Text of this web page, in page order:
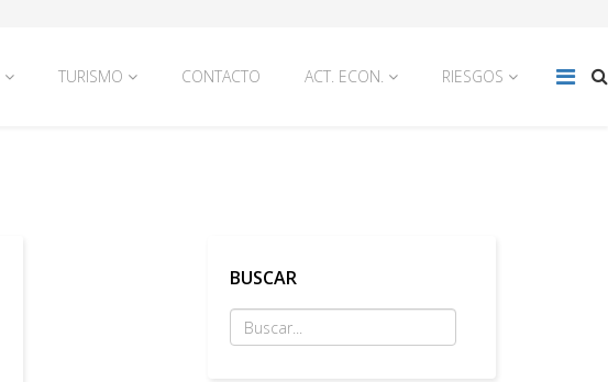
TURISMO CONTACTO ACT. ECON. RIESGOS
BUSCAR